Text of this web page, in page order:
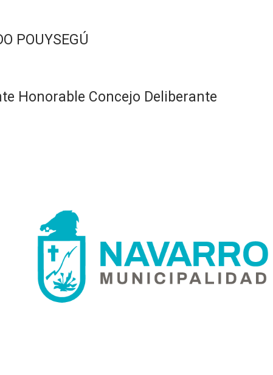
POUYSEGÚ
Honorable Concejo Deliberante